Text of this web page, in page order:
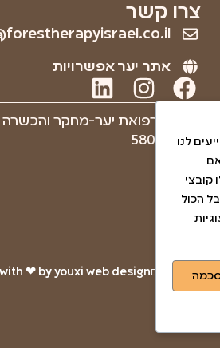
צרו קשר
אתר יער אפשרויות
עמותה רפואת יער-מחקר
580830271
בן-חיים❤ by youxi web design​​
לנו
קובצי
הכול